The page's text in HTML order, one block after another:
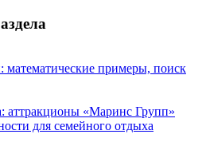
математические примеры, поиск
аттракционы «Маринс Групп»
для семейного отдыха